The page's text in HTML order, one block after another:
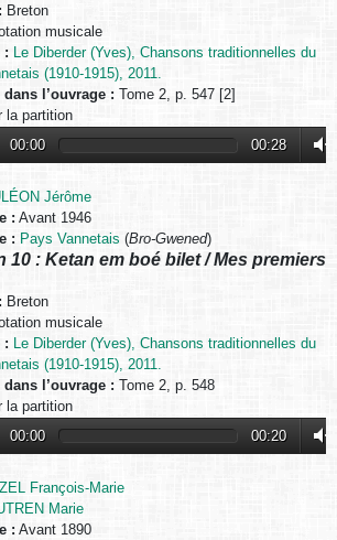
Breton
musicale
:
Le Diberder (Yves), Chansons traditionnelles du
(1910-1915), 2011.
l’ouvrage : Tome 2, p. 547 [2]
la partition
00:00
00:28
Jérôme
:Avant 1946
: Pays Vannetais (Bro-Gwened)
10 : Ketan em boé bilet / Mes premiers
Breton
musicale
: Le Diberder (Yves), Chansons traditionnelles du
(1910-1915), 2011.
l’ouvrage : Tome 2, p. 548
la partition
00:00
00:20
François-Marie
Marie
:Avant 1890